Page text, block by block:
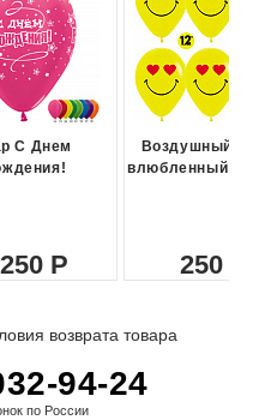
С Днем
250
Воздушный
влюбленный
250
возврата товара
94-24
по России